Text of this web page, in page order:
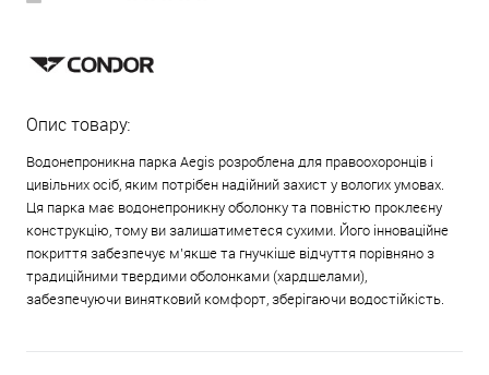
Опис товару:
Водонепроникна парка Aegis розроблена для правоохоронців і
цивільних осіб, яким потрібен надійний захист у вологих умовах.
Ця парка має водонепроникну оболонку та повністю проклеєну
конструкцію, тому ви залишатиметеся сухими. Його інноваційне
покриття забезпечує м’якше та гнучкіше відчуття порівняно з
традиційними твердими оболонками (хардшелами),
забезпечуючи винятковий комфорт, зберігаючи водостійкість.